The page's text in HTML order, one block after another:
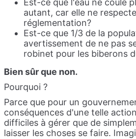
Est-ce que l'eau ne coule
autant, car elle ne
réglementation?
Est-ce que 1/3 de la
avertissement de ne pas
robinet pour les biberons
Bien sûr que non.
Pourquoi ?
Parce que pour un
conséquences d'une telle
difficiles à gérer que de
laisser les choses se faire.